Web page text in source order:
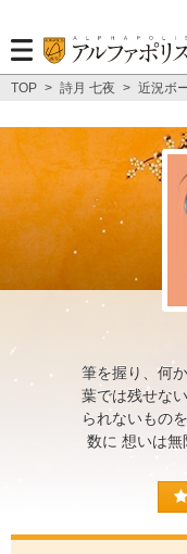
TOP > 詩月 七夜 > 近況ボ
筆を握り、何
葉では残せな
られないもの
数に 想いは無